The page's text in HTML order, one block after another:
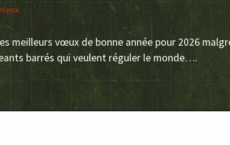
meilleurs vœux de bonne année pour 2026
barrés qui veulent réguler le monde….